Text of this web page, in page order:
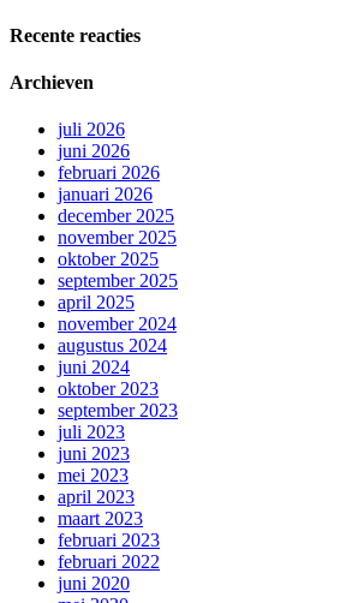
Recente reacties
Archieven
juli 2026
juni 2026
februari 2026
januari 2026
december 2025
november 2025
oktober 2025
september 2025
april 2025
november 2024
augustus 2024
juni 2024
oktober 2023
september 2023
juli 2023
juni 2023
mei 2023
april 2023
maart 2023
februari 2023
februari 2022
juni 2020